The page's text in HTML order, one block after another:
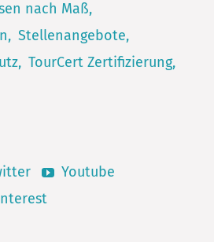
nach Maß
Stellenangebote
TourCert Zertifizierung
Youtube